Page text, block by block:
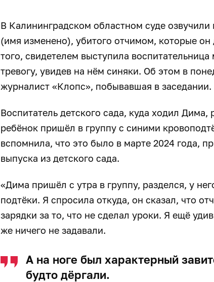
В Калининградском областном суде
(имя изменено), убитого отчимом, которые
того, свидетелем выступила
тревогу, увидев на нём синяки. Об этом в
журналист «Клопс», побывавшая в заседании.
Воспитатель детского сада, куда ходил Дима,
ребёнок пришёл в группу с синими
вспомнила, что это было в марте 2024 года,
выпуска из детского сада.
«Дима пришёл с утра в группу, разделся, у
подтёки. Я спросила откуда, он сказал, что
зарядки за то, что не сделал уроки. Я ещё
же ничего не задавали.
А на ноге был характерный
будто дёргали.